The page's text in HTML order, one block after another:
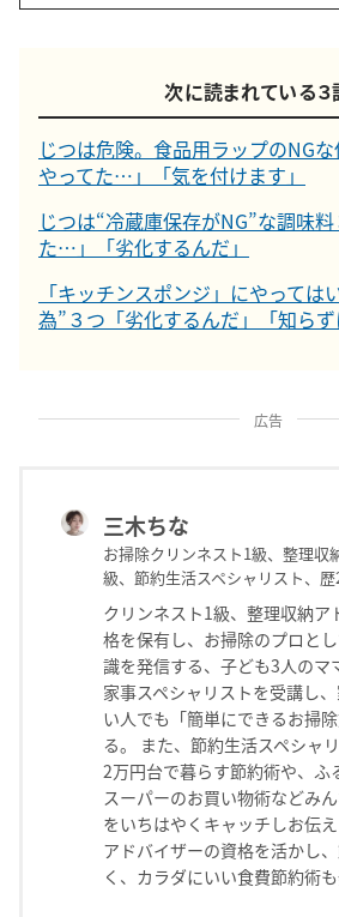
次に読まれている
じつは危険。食品用ラップのNG
やってた…」「気を付けます」
じつは“冷蔵庫保存がNG”な調味
た…」「劣化するんだ」
「キッチンスポンジ」にやっては
為”３つ「劣化するんだ」「知ら
広告
三木ちな
お掃除クリンネスト1級、整理収
級、節約生活スペシャリスト、
クリンネスト1級、整理収納ア
格を保有し、お掃除のプロと
識を発信する、子ども3人のマ
家事スペシャリストを受講し
い人でも「簡単にできるお掃
る。 また、節約生活スペシャ
2万円台で暮らす節約術や、ふ
スーパーのお買い物術などみ
をいちはやくキャッチしお伝
アドバイザーの資格を活かし
く、カラダにいい食費節約術も